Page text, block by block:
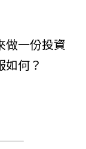
做一份投資
何？